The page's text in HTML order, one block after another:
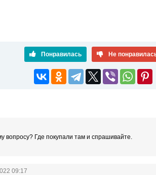
Понравилась Не
вопросу? Где покупали там и спрашивайте.
09:17